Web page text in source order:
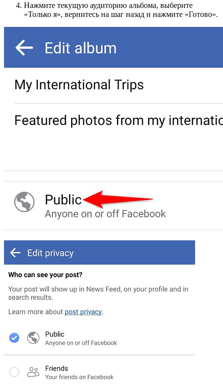
Нажмите текущую аудиторию альбома, выберите
«Только я», вернитесь на шаг назад и нажмите «Готово».